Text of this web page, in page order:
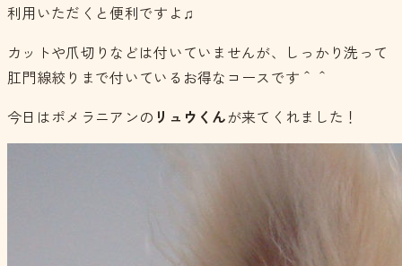
利用いただくと便利ですよ♫
カットや爪切りなどは付いていませんが、しっかり洗って
肛門線絞りまで付いているお得なコースです＾＾
今日はポメラニアンの リュウくんが来てくれました！